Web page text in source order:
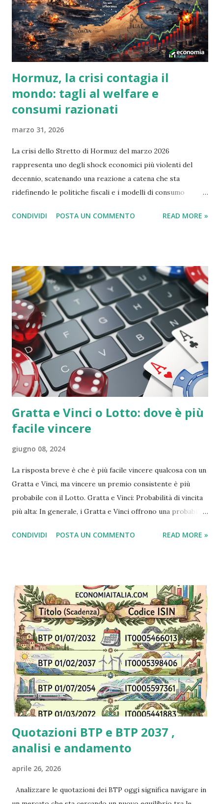
concetti che sono mistificanti, e questo è un'indicazione del
più grande problema che Bitcoin ha. La natura complicata e
innovativa della tecnologia e la passione che lo circon...
Hormuz, la crisi contagia il
mondo: tagli al welfare e
consumi razionati
marzo 31, 2026
La crisi dello Stretto di Hormuz del marzo 2026
rappresenta uno degli shock economici più violenti del
decennio, scatenando una reazione a catena che sta
ridefinendo le politiche fiscali e i modelli di consumo
seguito dell'escalation militare tra Iran, Israele e Stati
chiusura della "giugulare del mondo" non ha colpito solo i
prezzi alla pompa, ma ha intaccato le fondamenta stesse
della stabilità sociale. 1. Tagli al Welfare e Bilanci Pubblici
Per molti governi, specialmente in Europa e nei mercati
emergenti, l'impennata dei costi energetici ha creato buchi
di bilancio insostenibili. Sussidi Energetici: Le risorse
precedentemente destinate a sanità e istruzione sono state
dirottate per calmierare le bollette ed evitare rivolte
popo...
CONDIVIDI POSTA UN COMMENTO READ MORE »
Gratta e Vinci o Lotto: dove è più
facile vincere
giugno 08, 2024
La risposta breve è che è più facile vincere qualcosa con un
Gratta e Vinci, ma vincere un premio consistente è più
probabile con il Lotto. Gratta e Vinci: Probabilità di vincita
più alta: In generale, i Gratta e Vinci offrono una probabilità
arrivano ad avere 1 biglietto vincente su 3. Premi più
probabilità di vincita di ogni Gratta e Vinci sono indicate sul
retro del biglietto o sul sito web di Lottomatica. Lotto:
Probabilità di vincita più bassa: Le probabilità di vincere al
Lotto sono molto più basse rispetto ai Gratta e Vinci.
Premi più alti: In compenso, i premi del Lotto possono
essere molto più sostanziosi, arrivando a milioni di euro.
Conclusione: Se cerchi la soddisfazione immediata di
vincere qualcosa, anche se di piccolo valore, i Gr...
CONDIVIDI POSTA UN COMMENTO READ MORE »
Quotazioni BTP e BTP 2037 ,
analisi e andamento
aprile 26, 2026
Analizzare le quotazioni dei BTP oggi significa navigare in